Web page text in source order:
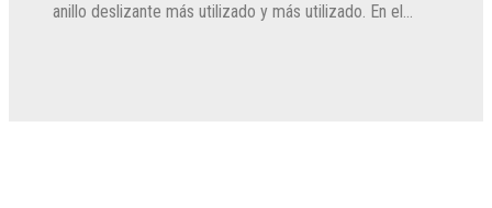
anillo deslizante más utilizado y más utilizado. En el